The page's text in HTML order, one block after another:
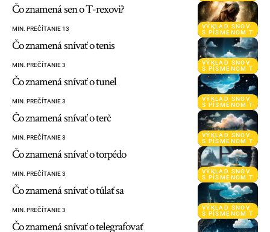
VÝKLAD SNOV
S PÍSMENOM T
Čo znamená sen o T-rexovi?
MIN. PREČÍTANIE 13
VÝKLAD SNOV
S PÍSMENOM T
Čo znamená snívať o tenis
MIN. PREČÍTANIE 3
VÝKLAD SNOV
S PÍSMENOM T
Čo znamená snívať o tunel
MIN. PREČÍTANIE 3
VÝKLAD SNOV
S PÍSMENOM T
Čo znamená snívať o terč
MIN. PREČÍTANIE 3
VÝKLAD SNOV
S PÍSMENOM T
Čo znamená snívať o torpédo
MIN. PREČÍTANIE 3
VÝKLAD SNOV
S PÍSMENOM T
Čo znamená snívať o túlať sa
MIN. PREČÍTANIE 3
Čo znamená snívať o telegrafovať